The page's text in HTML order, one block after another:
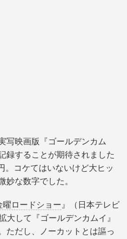
写映画版『ゴールデンカム
録することが期待されました
。コケてはいないけど大ヒッ
妙な数字でした。
曜ロードショー 』（日本テレビ
大して『ゴールデンカムイ』
ただし、ノーカットとは謳っ